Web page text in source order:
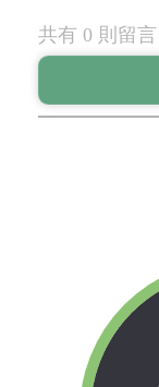
共有 0 則留言